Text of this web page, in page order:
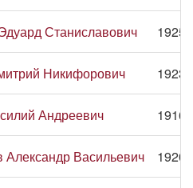
Станиславович 1925
Никифорович 1923
Андреевич 1916
Александр Васильевич 1920